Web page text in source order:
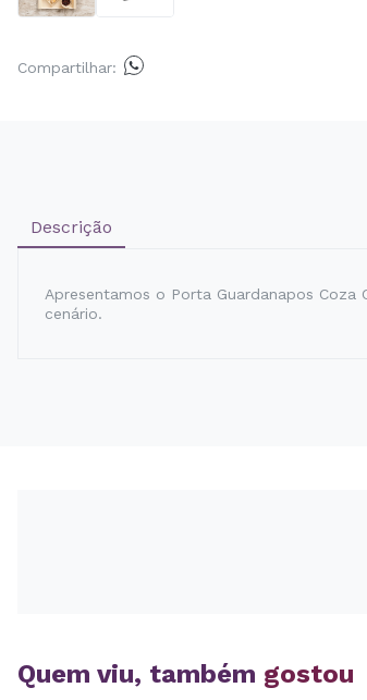
Compartilhar:
Descrição
Apresentamos o Porta Guardanapos
cenário.
Quem viu, também gostou